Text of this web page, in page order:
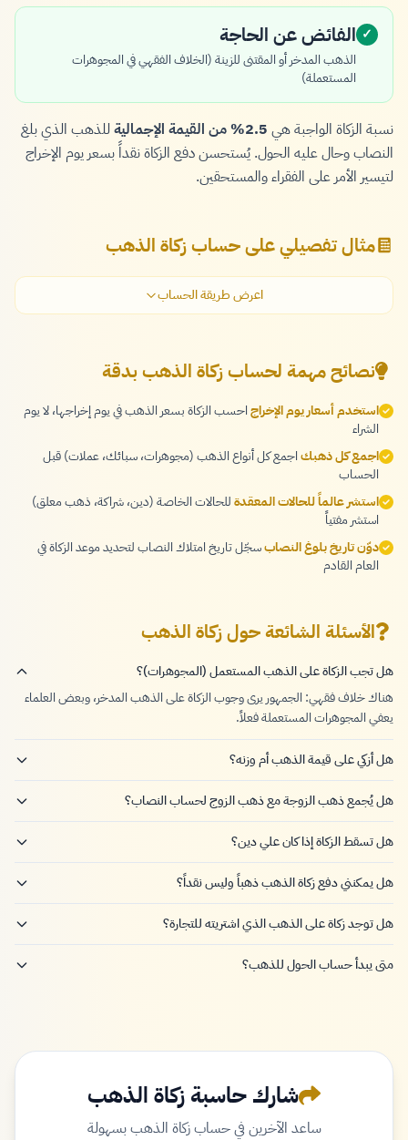
✓ الفائض عن الحاجة
الذهب المدخر أو المقتنى للزينة (الخلاف الفقهي في المجوهرات
المستعملة)
نسبة الزكاة الواجبة هي 2.5% من القيمة الإجمالية
للذهب الذي بلغ
النصاب وحال عليه الحول. يُستحسن دفع الزكاة نقداً بسعر يوم الإخراج
لتيسير الأمر على الفقراء والمستحقين.
مثال تفصيلي على حساب زكاة الذهب
اعرض طريقة الحساب
نصائح مهمة لحساب زكاة الذهب بدقة
استخدم أسعار يوم الإخراجاحسب الزكاة بسعر الذهب في يوم إخراجها، لا يوم
الشراء
اجمع كل ذهبكاجمع كل أنواع الذهب (مجوهرات، سبائك، عملات) قبل
الحساب
استشر عالماً للحالات المعقدةللحالات الخاصة (دين، شراكة، ذهب معلق)
استشر مفتياً
دوّن تاريخ بلوغ النصابسجّل تاريخ امتلاك النصاب لتحديد موعد الزكاة في
العام القادم
الأسئلة الشائعة حول زكاة الذهب
هل تجب الزكاة على الذهب المستعمل (المجوهرات)؟
هناك خلاف فقهي: الجمهور يرى وجوب الزكاة على الذهب المدخر، وبعض العلماء
يعفي المجوهرات المستعملة فعلاً.
هل أزكي على قيمة الذهب أم وزنه؟
هل يُجمع ذهب الزوجة مع ذهب الزوج لحساب النصاب؟
هل تسقط الزكاة إذا كان علي دين؟
هل يمكنني دفع زكاة الذهب ذهباً وليس نقداً؟
هل توجد زكاة على الذهب الذي اشتريته للتجارة؟
متى يبدأ حساب الحول للذهب؟
شارك حاسبة زكاة الذهب
ساعد الآخرين في حساب زكاة الذهب بسهولة